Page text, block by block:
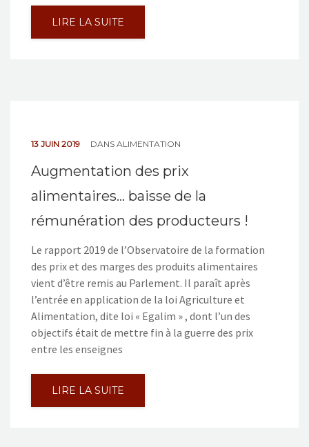
LIRE LA SUITE
13 JUIN 2019 DANS ALIMENTATION
Augmentation des prix
alimentaires… baisse de la
rémunération des producteurs !
Le rapport 2019 de l’Observatoire de la formation
des prix et des marges des produits alimentaires
vient d’être remis au Parlement. Il paraît après
l’entrée en application de la loi Agriculture et
Alimentation, dite loi « Egalim » , dont l’un des
objectifs était de mettre fin à la guerre des prix
entre les enseignes
LIRE LA SUITE